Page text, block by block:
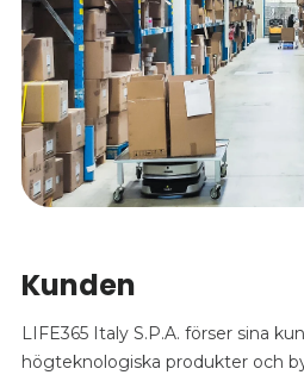
Kunden
LIFE365 Italy S.P.A. förser sina
högteknologiska produkter och